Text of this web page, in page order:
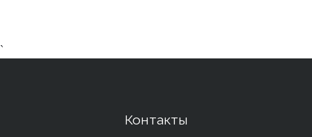
`
Контакты